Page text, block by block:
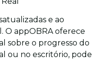
e ao
O appOBRA oferece
sobre o progresso do
ou no escritório, pode